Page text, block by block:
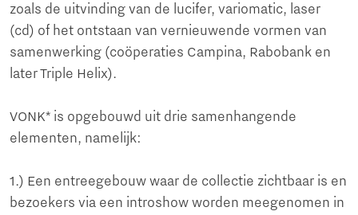
zoals de uitvinding van de lucifer, variomatic, laser
(cd) of het ontstaan van vernieuwende vormen van
samenwerking (coöperaties Campina, Rabobank en
later Triple Helix).
VONK* is opgebouwd uit drie samenhangende
elementen, namelijk:
1.) Een entreegebouw waar de collectie zichtbaar is en
bezoekers via een introshow worden meegenomen in